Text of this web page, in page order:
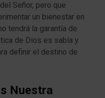
Señor, pero que
un bienestar en
tendrá la garantía de
de Dios es sabía y
definir el destino de
Nuestra